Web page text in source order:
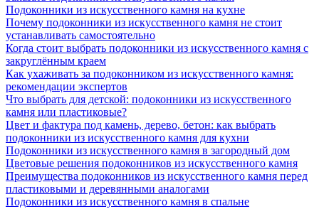
Подоконники из искусственного камня на кухне
Почему подоконники из искусственного камня не стоит
устанавливать самостоятельно
Когда стоит выбрать подоконники из искусственного камня с
закруглённым краем
Как ухаживать за подоконником из искусственного камня:
рекомендации экспертов
Что выбрать для детской: подоконники из искусственного
камня или пластиковые?
Цвет и фактура под камень, дерево, бетон: как выбрать
подоконники из искусственного камня для кухни
Подоконники из искусственного камня в загородный дом
Цветовые решения подоконников из искусственного камня
Преимущества подоконников из искусственного камня перед
пластиковыми и деревянными аналогами
Подоконники из искусственного камня в спальне